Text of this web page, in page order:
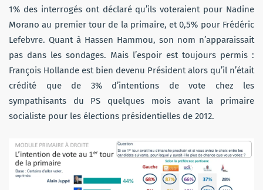
1% des interrogés ont déclaré qu’ils voteraient pour Nadine
Morano au premier tour de la primaire, et 0,5% pour Frédéric
Lefebvre. Quant à Hassen Hammou, son nom n’apparaissait
pas dans les sondages. Mais l’espoir est toujours permis :
François Hollande est bien devenu Président alors qu’il n’était
crédité que de 3% d’intentions de vote chez les
sympathisants du PS quelques mois avant la primaire
socialiste pour les élections présidentielles de 2012.